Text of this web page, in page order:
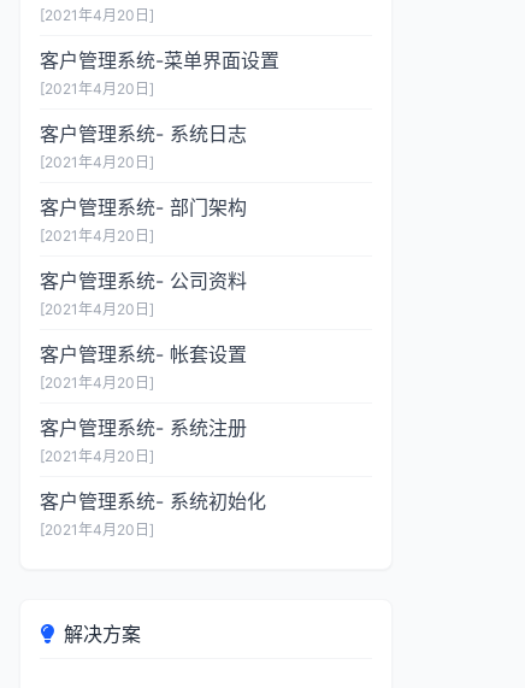
[2021年4月20日]
客户管理系统-菜单界面设置
[2021年4月20日]
客户管理系统- 系统日志
[2021年4月20日]
客户管理系统- 部门架构
[2021年4月20日]
客户管理系统- 公司资料
[2021年4月20日]
客户管理系统- 帐套设置
[2021年4月20日]
客户管理系统- 系统注册
[2021年4月20日]
客户管理系统- 系统初始化
[2021年4月20日]
解决方案